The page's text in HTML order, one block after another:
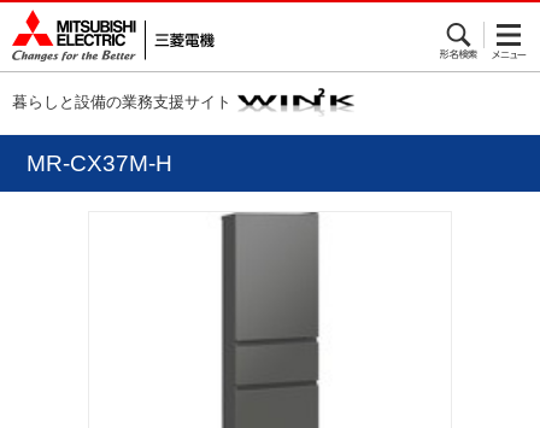
暮らしと設備の業務支援サイト
MR-CX37M-H